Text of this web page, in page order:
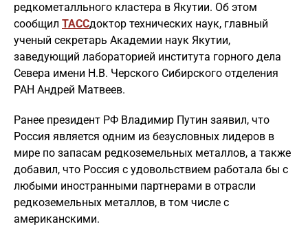
редкометалльного кластера в Якутии. Об этом
сообщил ТАССдоктор технических наук, главный
ученый секретарь Академии наук Якутии,
заведующий лабораторией института горного дела
Севера имени Н.В. Черского Сибирского отделения
РАН Андрей Матвеев.
Ранее президент РФ Владимир Путин заявил, что
Россия является одним из безусловных лидеров в
мире по запасам редкоземельных металлов, а также
добавил, что Россия с удовольствием работала бы с
любыми иностранными партнерами в отрасли
редкоземельных металлов, в том числе с
американскими.